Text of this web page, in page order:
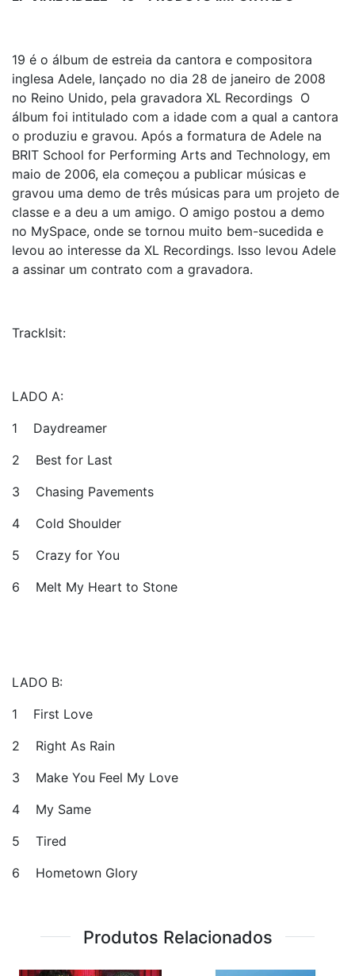
19 é o álbum de estreia da cantora e compositora
inglesa Adele, lançado no dia 28 de janeiro de 2008
no Reino Unido, pela gravadora XL Recordings O
álbum foi intitulado com a idade com a qual a cantora
o produziu e gravou. Após a formatura de Adele na
BRIT School for Performing Arts and Technology, em
maio de 2006, ela começou a publicar músicas e
gravou uma demo de três músicas para um projeto de
classe e a deu a um amigo. O amigo postou a demo
no MySpace, onde se tornou muito bem-sucedida e
levou ao interesse da XL Recordings. Isso levou Adele
a assinar um contrato com a gravadora.
Tracklsit:
LADO A:
1 Daydreamer
2 Best for Last
3 Chasing Pavements
4 Cold Shoulder
5 Crazy for You
6 Melt My Heart to Stone
LADO B:
1 First Love
2 Right As Rain
3 Make You Feel My Love
4 My Same
5 Tired
6 Hometown Glory
Produtos Relacionados